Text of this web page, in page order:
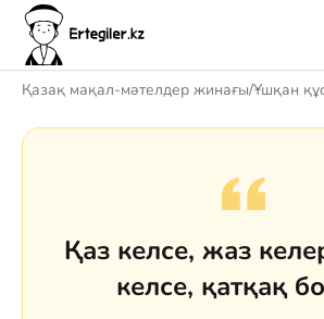
Қазақ мақал-мәтелдер жинағы/Ұшқан
Қаз келсе, жаз
келсе, қатқақ